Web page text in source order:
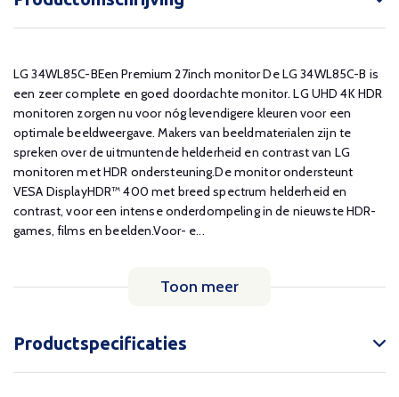
LG 34WL85C-BEen Premium 27inch monitor De LG 34WL85C-B is
een zeer complete en goed doordachte monitor. LG UHD 4K HDR
monitoren zorgen nu voor nóg levendigere kleuren voor een
optimale beeldweergave. Makers van beeldmaterialen zijn te
spreken over de uitmuntende helderheid en contrast van LG
monitoren met HDR ondersteuning.De monitor ondersteunt
VESA DisplayHDR™ 400 met breed spectrum helderheid en
contrast, voor een intense onderdompeling in de nieuwste HDR-
games, films en beelden.Voor- e...
Toon meer
Productspecificaties